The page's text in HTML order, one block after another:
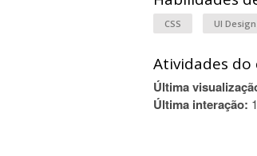
CSS UI Design
Atividades
Última
Última interação: